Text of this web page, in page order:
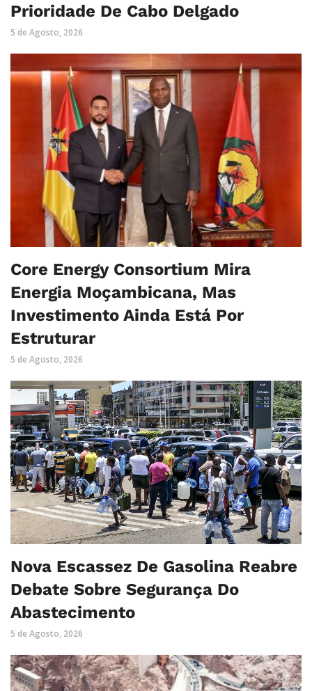
Prioridade De Cabo Delgado
5 de Agosto, 2026
Core Energy Consortium Mira
Energia Moçambicana, Mas
Investimento Ainda Está Por
Estruturar
5 de Agosto, 2026
Nova Escassez De Gasolina Reabre
Debate Sobre Segurança Do
Abastecimento
5 de Agosto, 2026